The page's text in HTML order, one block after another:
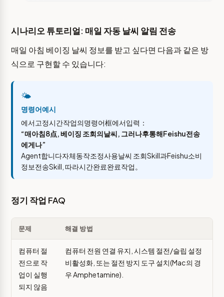
시나리오 튜토리얼: 매일 자동 날씨 알림 전송
매일 아침 베이징 날씨 정보를 받고 싶다면 다음과 같은 방
식으로 구현할 수 있습니다:
🌤️
명령어예시
에서고정시간작업의명령어框에서입력：
“매아침8点, 베이징 조회의날씨, 그러나후통해Feishu전송
에게나”
Agent합니다자체동작조정사용날씨 조회Skill과Feishu소비
정보전송Skill, 따라시간완료완료작업。
정기 작업 FAQ
문제 해결 방법
컴퓨터 절
전으로 작
업이 실행
되지 않음
컴퓨터 전원 연결 유지, 시스템 절전/슬립 설정
비활성화, 또는 절전 방지 도구 설치(Mac의 경
우 Amphetamine).